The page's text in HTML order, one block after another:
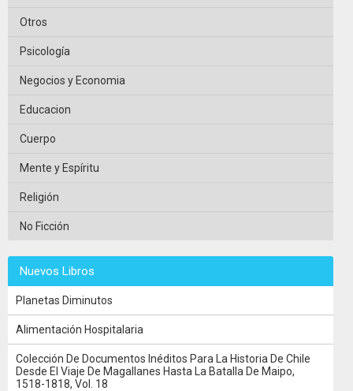
Otros
Psicología
Negocios y Economia
Educacion
Cuerpo
Mente y Espíritu
Religión
No Ficción
Nuevos Libros
Planetas Diminutos
Alimentación Hospitalaria
Colección De Documentos Inéditos Para La Historia De Chile
Desde El Viaje De Magallanes Hasta La Batalla De Maipo,
1518-1818, Vol. 18